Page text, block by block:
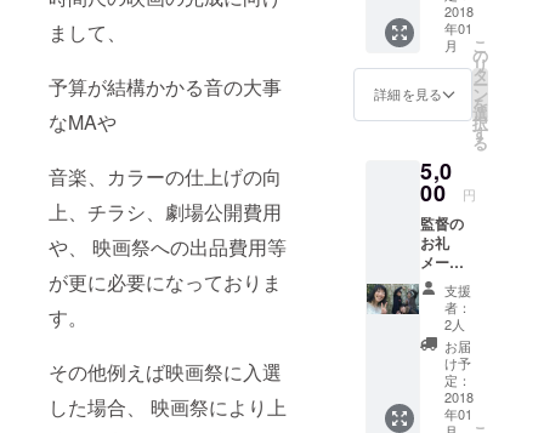
まして、
予算が結構かかる音の大事
なMAや
音楽、カラーの仕上げの向
上、チラシ、劇場公開費用
や、 映画祭への出品費用等
が更に必要になっておりま
す。
その他例えば映画祭に入選
した場合、 映画祭により上
2018
年01
月
詳細を見る
こ
の
リ
タ
ー
ン
を
選
択
す
る
5,0
00 円
監督の
お礼
メール
監督、
好きな
主演女
優俳優
のサイ
ン エン
ドロー
ルクレ
支援
者：
2人
お届
け予
定：
2018
年01